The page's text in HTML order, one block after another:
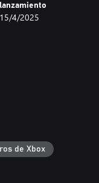
Equipa a los
y mejóralos con las
que puedes
buen uso de los
de una Europa
desde
ocultan
lanzamiento
15/4/2025
de Xbox